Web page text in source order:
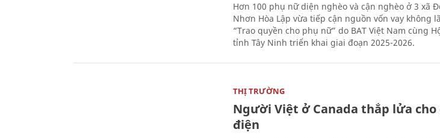
Hơn 100 phụ nữ diện nghèo và cận nghèo ở 3 xã
Nhơn Hòa Lập vừa tiếp cận nguồn vốn vay không
“Trao quyền cho phụ nữ” do BAT Việt Nam cùng
tỉnh Tây Ninh triển khai giai đoạn 2025-2026.
THỊ TRƯỜNG
Người Việt ở Canada thắp lửa
điện